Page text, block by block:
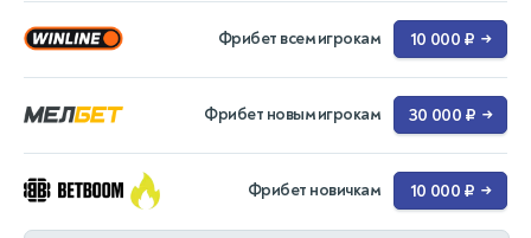
Фрибет всем игрокам 10 000 ₽ →
Фрибет новым игрокам 30 000 ₽ →
Фрибет новичкам 10 000 ₽ →